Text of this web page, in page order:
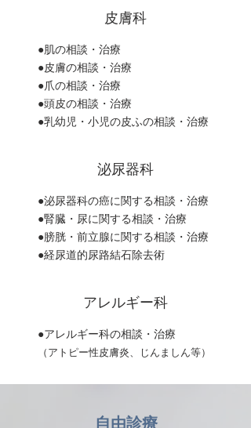
皮膚科
●肌の相談・治療
●皮膚の相談・治療
●爪の相談・治療
●頭皮の相談・治療
●乳幼児・小児の皮ふの相談・治療
泌尿器科
●泌尿器科の癌に関する相談・治療
●腎臓・尿に関する相談・治療
●膀胱・前立腺に関する相談・治療
●経尿道的尿路結石除去術
アレルギー科
●アレルギー科の相談・治療
（アトピー性皮膚炎、じんましん等）
自由診療